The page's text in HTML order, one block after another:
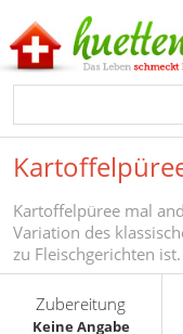
Kartoffelpüree mal
Variation des
zu Fleischgerichten ist.
Zubereitung
Keine Angabe